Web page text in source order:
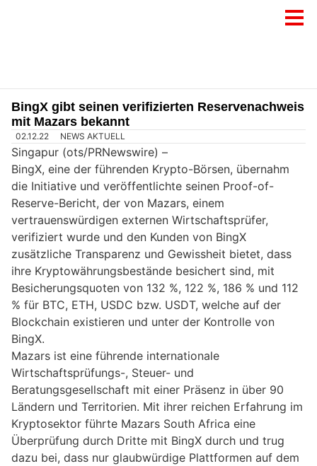
BingX gibt seinen verifizierten Reservenachweis
mit Mazars bekannt
02.12.22 NEWS AKTUELL
Singapur (ots/PRNewswire) –
BingX, eine der führenden Krypto-Börsen, übernahm
die Initiative und veröffentlichte seinen Proof-of-
Reserve-Bericht, der von Mazars, einem
vertrauenswürdigen externen Wirtschaftsprüfer,
verifiziert wurde und den Kunden von BingX
zusätzliche Transparenz und Gewissheit bietet, dass
ihre Kryptowährungsbestände besichert sind, mit
Besicherungsquoten von 132 %, 122 %, 186 % und 112
% für BTC, ETH, USDC bzw. USDT, welche auf der
Blockchain existieren und unter der Kontrolle von
BingX.
Mazars ist eine führende internationale
Wirtschaftsprüfungs-, Steuer- und
Beratungsgesellschaft mit einer Präsenz in über 90
Ländern und Territorien. Mit ihrer reichen Erfahrung im
Kryptosektor führte Mazars South Africa eine
Überprüfung durch Dritte mit BingX durch und trug
dazu bei, dass nur glaubwürdige Plattformen auf dem